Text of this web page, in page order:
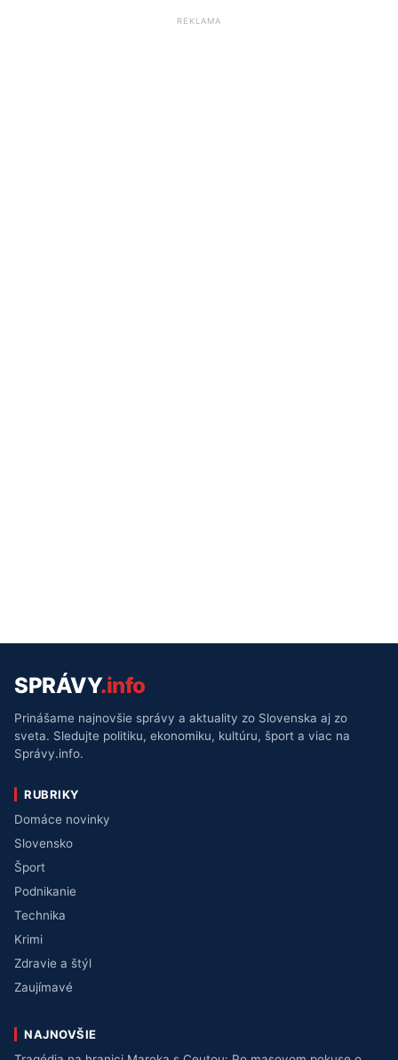
REKLAMA
SPRÁVY.info
Prinášame najnovšie správy a aktuality zo Slovenska aj zo
sveta. Sledujte politiku, ekonomiku, kultúru, šport a viac na
Správy.info.
RUBRIKY
Domáce novinky
Slovensko
Šport
Podnikanie
Technika
Krimi
Zdravie a štýl
Zaujímavé
NAJNOVŠIE